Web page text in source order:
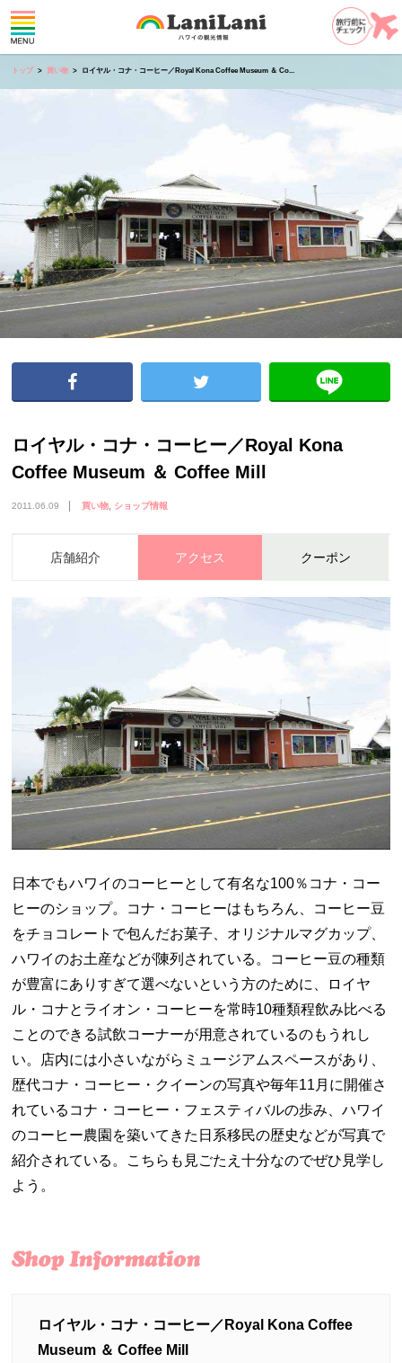
トップ 買い物 ロイヤル・コナ・コーヒー／Royal Kona Coffee Museum ＆ Co...
ロイヤル・コナ・コーヒー／Royal Kona
Coffee Museum ＆ Coffee Mill
2011.06.09 買い物 ショップ情報
店舗紹介 アクセス クーポン
日本でもハワイのコーヒーとして有名な100％コナ・コー
ヒーのショップ。コナ・コーヒーはもちろん、コーヒー豆
をチョコレートで包んだお菓子、オリジナルマグカップ、
ハワイのお土産などが陳列されている。コーヒー豆の種類
が豊富にありすぎて選べないという方のために、ロイヤ
ル・コナとライオン・コーヒーを常時10種類程飲み比べる
ことのできる試飲コーナーが用意されているのもうれし
い。店内には小さいながらミュージアムスペースがあり、
歴代コナ・コーヒー・クイーンの写真や毎年11月に開催さ
れているコナ・コーヒー・フェスティバルの歩み、ハワイ
のコーヒー農園を築いてきた日系移民の歴史などが写真で
紹介されている。こちらも見ごたえ十分なのでぜひ見学し
よう。
ロイヤル・コナ・コーヒー／Royal Kona Coffee
Museum ＆ Coffee Mill